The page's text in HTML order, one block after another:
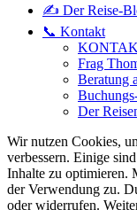
✍️ Der Reise-
📞 Kontakt
Frag
Beratung
Der
Wir nutzen Cookies,
verbessern. Einige
Inhalte zu optimieren.
der Verwendung zu.
oder widerrufen.